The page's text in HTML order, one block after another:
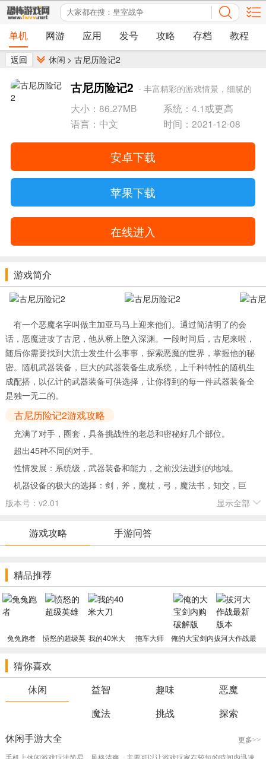
单机 网游 应用 发号 攻略 存档 教程
返回 休闲 > 古尼历险记2
古尼历险记2 - 丰富精彩的游戏情景，细腻的
游戏画面
大小：86.27MB
系统：4.1或更高
语言：中文
时间：2021-12-08
安卓下载
苹果下载
在线进入
游戏简介
有一个恶魔名字叫做主加亚马马上迎来他们。通过简洁明了的会
话，恶魔进攻了古尼，他从桥上堕入深渊。一段时间后，古尼来啦，
随后你需要找到大流士发生什么事事，探索恶魔的世界，掌握他的秘
密。随机武器装备，巨大的武器装备生成系统，上千种特性的随机生
成配搭，以亿计的武器装备可供选择，让你得到的每一件武器装备全
是独一无二的。
古尼历险记2游戏攻略
充满了对手，圈套，具备挑战性的老总和密秘好几个部位。
超出45种不同的对手。
性情发展：系统级，武器装备和能力，之前没法进到的地域。
机器设备的极大的选择：剑，斧，魔杖，弓，魔法书，知交，巨
盾，盔甲，帽子等集的化学物质和成份的机器设备和药物的生产制
额外任务。
老总rush模式。
古尼历险记2游戏特色
1.能够自由选择不同的装备和专业技能，选择合适自己的战斗，充
分发挥自己的优点，十分丰富的內容，高可玩度，十分冒险
2.角色能够选择的机器设备选择多种多样，有着剑，斧，魔杖，
险闯关游戏
4.神密的小精灵系统，是超越归档的存在
5.选用地下城与勇士为游戏主题打造出的世界，玩家持续的进行各
小编点评
版本号：v2.01 显示全部
游戏攻略 手游问答
精品推荐
兔兔跑者
愤怒的超级英 我的40米大
拖车大师
俺的大宝剑内拔河大作战最
猜你喜欢
休闲
益智 趣味
恶魔
魔法
挑战
探索
休闲手游大全
更多>>
手机上休闲游戏玩法简易，风格清爽，主要可以让游戏玩家在较短的時间内迅速